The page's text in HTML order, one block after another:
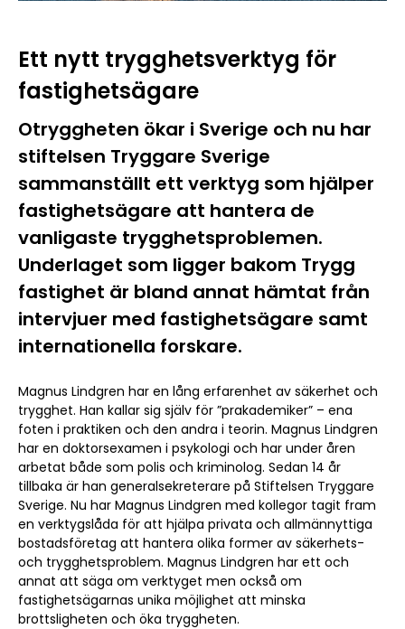
Ett nytt trygghetsverktyg för
fastighetsägare
Otryggheten ökar i Sverige och nu har
stiftelsen Tryggare Sverige
sammanställt ett verktyg som hjälper
fastighetsägare att hantera de
vanligaste trygghetsproblemen.
Underlaget som ligger bakom Trygg
fastighet är bland annat hämtat från
intervjuer med fastighetsägare samt
internationella forskare.
Magnus Lindgren har en lång erfarenhet av säkerhet och
trygghet. Han kallar sig själv för ”prakademiker” – ena
foten i praktiken och den andra i teorin. Magnus Lindgren
har en doktorsexamen i psykologi och har under åren
arbetat både som polis och kriminolog. Sedan 14 år
tillbaka är han generalsekreterare på Stiftelsen Tryggare
Sverige. Nu har Magnus Lindgren med kollegor tagit fram
en verktygslåda för att hjälpa privata och allmännyttiga
bostadsföretag att hantera olika former av säkerhets-
och trygghetsproblem. Magnus Lindgren har ett och
annat att säga om verktyget men också om
fastighetsägarnas unika möjlighet att minska
brottsligheten och öka tryggheten.